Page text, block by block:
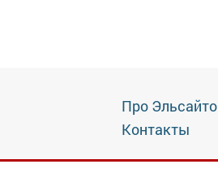
Про Эльсайто
Контакты